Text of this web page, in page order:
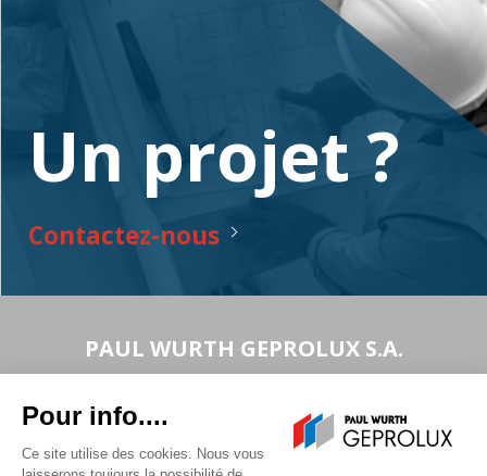
Un projet ?
Contactez-nous
PAUL WURTH GEPROLUX S.A.
L-1112 LUXEMBOURG
Suivez-nous